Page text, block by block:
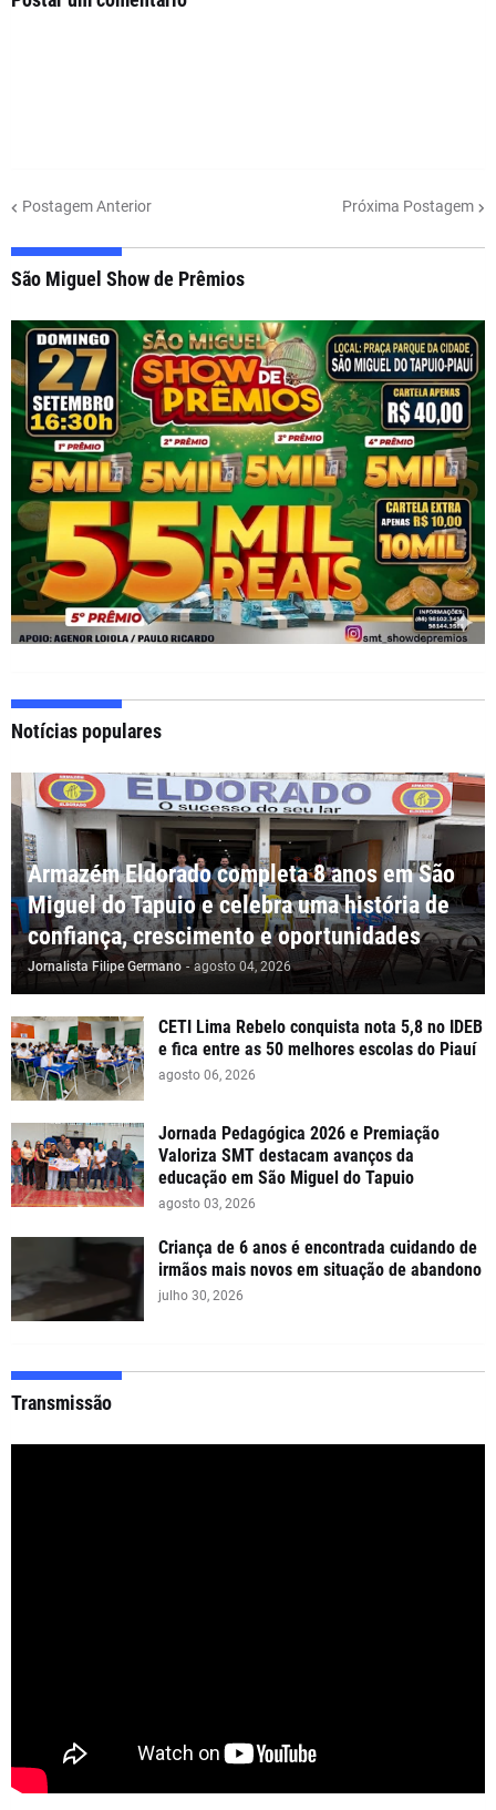
Postagem Anterior Próxima Postagem
São Miguel Show de Prêmios
Notícias populares
Armazém Eldorado completa 8 anos em São
Miguel do Tapuio e celebra uma história de
confiança, crescimento e oportunidades
Jornalista Filipe Germano - agosto 04, 2026
CETI Lima Rebelo conquista nota 5,8 no IDEB
e fica entre as 50 melhores escolas do Piauí
agosto 06, 2026
Jornada Pedagógica 2026 e Premiação
Valoriza SMT destacam avanços da
educação em São Miguel do Tapuio
agosto 03, 2026
Criança de 6 anos é encontrada cuidando de
irmãos mais novos em situação de abandono
julho 30, 2026
Transmissão